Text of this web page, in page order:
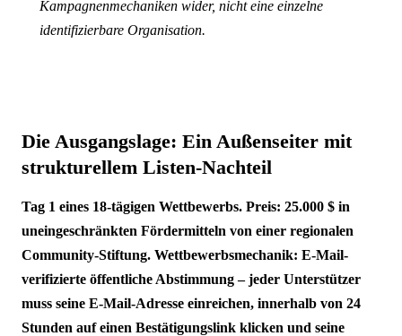
Kampagnenmechaniken wider, nicht eine einzelne
identifizierbare Organisation.
Die Ausgangslage: Ein Außenseiter mit
strukturellem Listen-Nachteil
Tag 1 eines 18-tägigen Wettbewerbs. Preis: 25.000 $ in
uneingeschränkten Fördermitteln von einer regionalen
Community-Stiftung. Wettbewerbsmechanik: E-Mail-
verifizierte öffentliche Abstimmung – jeder Unterstützer
muss seine E-Mail-Adresse einreichen, innerhalb von 24
Stunden auf einen Bestätigungslink klicken und seine